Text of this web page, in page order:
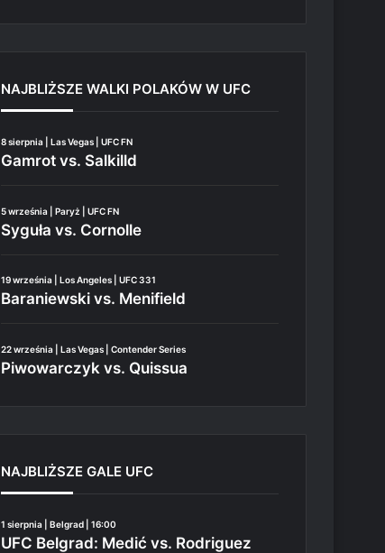
NAJBLIŻSZE WALKI POLAKÓW W UFC
8 sierpnia | Las Vegas | UFC FN
Gamrot vs. Salkilld
5 września | Paryż | UFC FN
Syguła vs. Cornolle
19 września | Los Angeles | UFC 331
Baraniewski vs. Menifield
22 września | Las Vegas | Contender Series
Piwowarczyk vs. Quissua
NAJBLIŻSZE GALE UFC
1 sierpnia | Belgrad | 16:00
UFC Belgrad: Medić vs. Rodriguez